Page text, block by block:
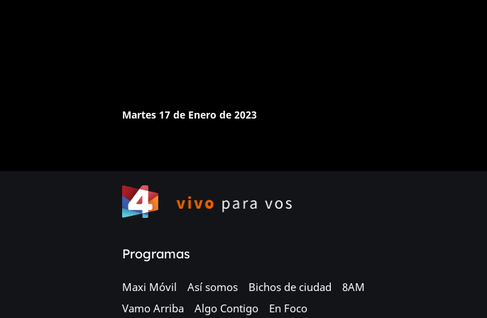
Martes 17 de Enero de 2023
Programas
Maxi Móvil Así somos Bichos de ciudad
8AM
Vamo Arriba
Algo Contigo En Foco